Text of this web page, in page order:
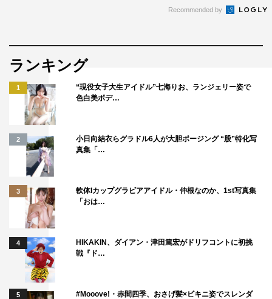
Recommended by
ランキング
1
“現役女子大生アイドル”七海りお、ランジェリー姿で
色白美ボデ…
2
小日向結衣らグラドル6人が大胆ポージング “股”特化写
真集「…
3
軟体Iカップグラビアアイドル・仲根なのか、1st写真集
「おは…
4
HIKAKIN、ダイアン・津田篤宏がドリフコントに初挑
戦『ド…
5
#Mooove!・赤間四季、おさげ髪×ビキニ姿でスレンダ